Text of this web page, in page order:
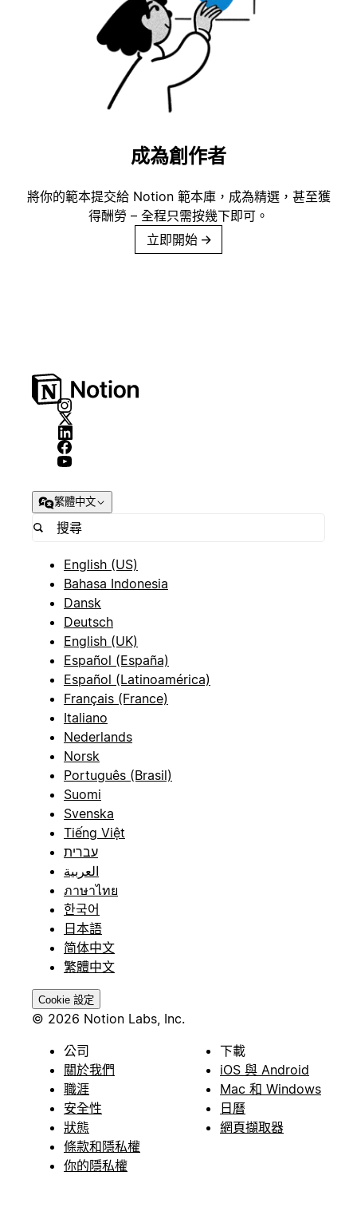
成為創作者
將你的範本提交給 Notion 範本庫，成為精選，甚至獲
得酬勞 – 全程只需按幾下即可。
立即開始 →
繁體中文
English (US)
Bahasa Indonesia
Dansk
Deutsch
English (UK)
Español (España)
Español (Latinoamérica)
Français (France)
Italiano
Nederlands
Norsk
Português (Brasil)
Suomi
Svenska
Tiếng Việt
עברית
العربية
ภาษาไทย
한국어
日本語
简体中文
繁體中文
Cookie 設定
© 2026 Notion Labs, Inc.
公司
關於我們
職涯
安全性
狀態
條款和隱私權
你的隱私權
下載
iOS 與 Android
Mac 和 Windows
日曆
網頁擷取器